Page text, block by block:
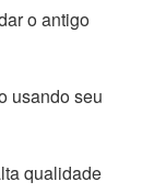
o antigo
usando seu
qualidade